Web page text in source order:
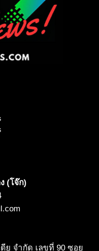
(โจ๊ก)
ย จำกัด เลขที่ 90 ซอย